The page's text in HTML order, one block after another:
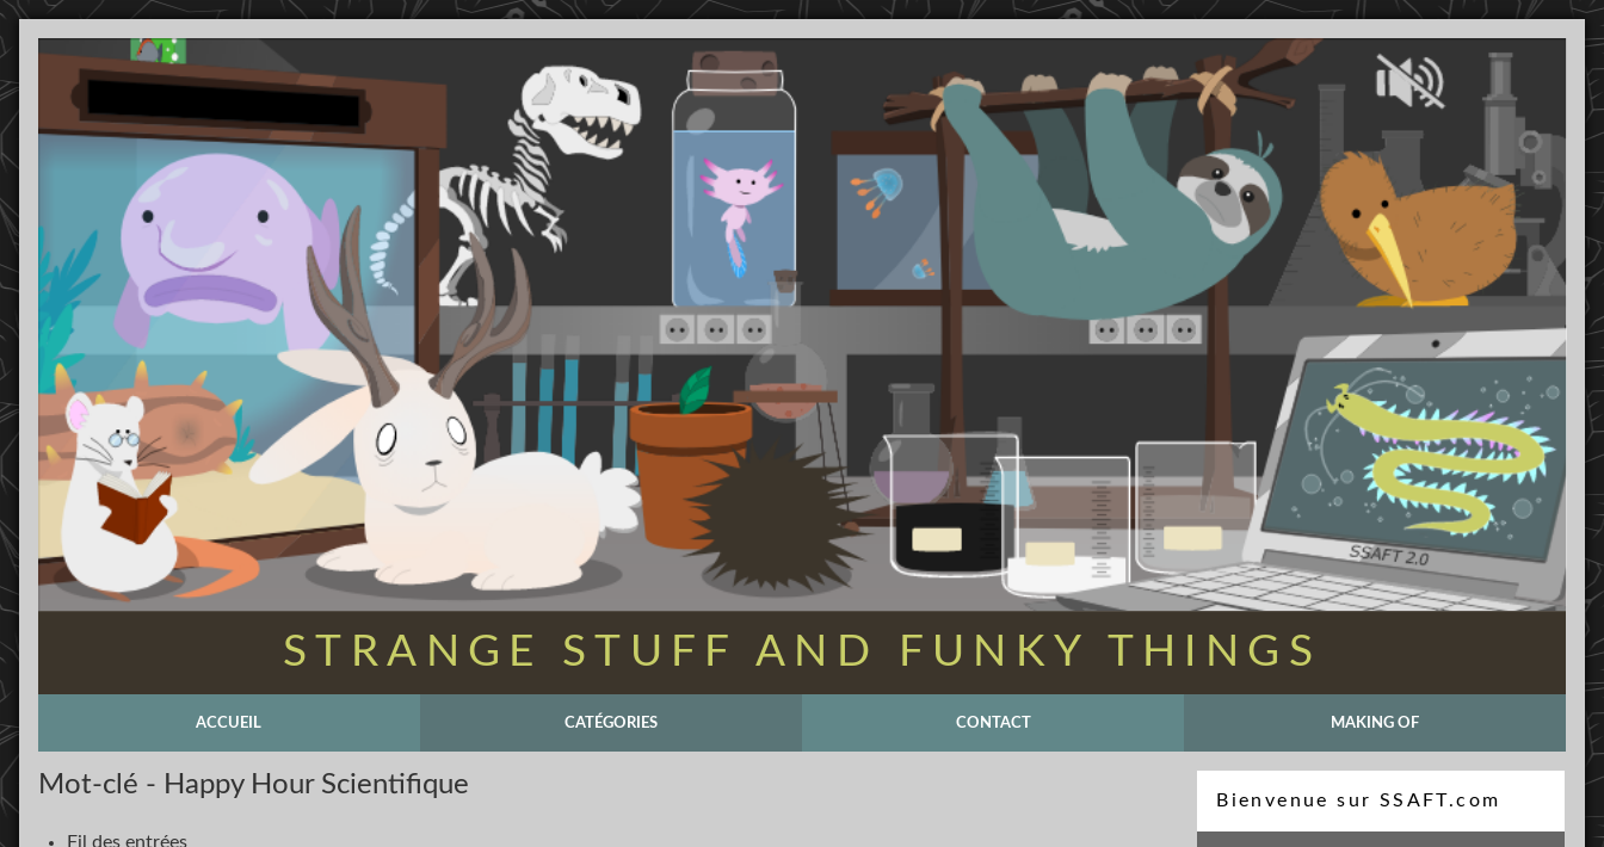
STRANGE STUFF AND FUNKY THINGS
ACCUEIL CATÉGORIES CONTACT MAKING OF
Mot-clé - Happy Hour Scientifique
Fil des entrées
Bienvenue sur SSAFT.com
Recherche